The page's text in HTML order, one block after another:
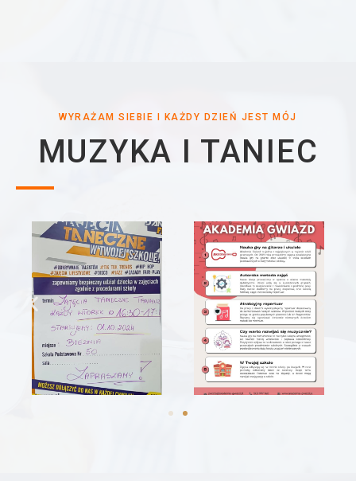
WYRAŻAM SIEBIE I KAŻDY DZIEŃ JEST MÓJ
MUZYKA I TANIEC